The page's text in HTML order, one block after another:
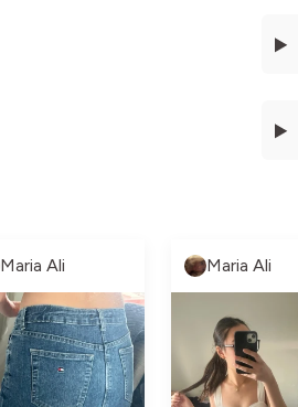
Maria Ali Maria Ali